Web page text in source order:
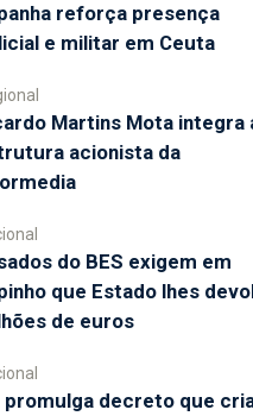
reforça presença
e militar em Ceuta
Martins Mota integra
acionista da
do BES exigem em
que Estado lhes
de euros
promulga decreto que